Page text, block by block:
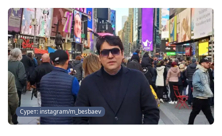
Сурет: instagram/m_besbaev